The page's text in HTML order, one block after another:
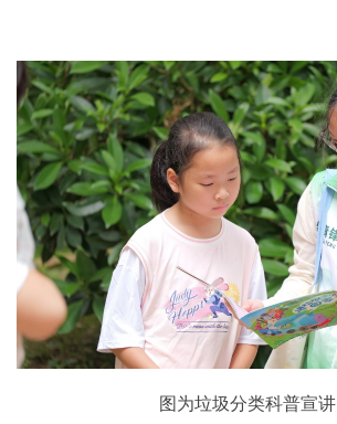
图为垃圾分类科普宣讲